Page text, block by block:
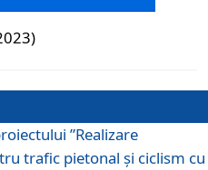
”Realizare
trafic pietonal și ciclism cu